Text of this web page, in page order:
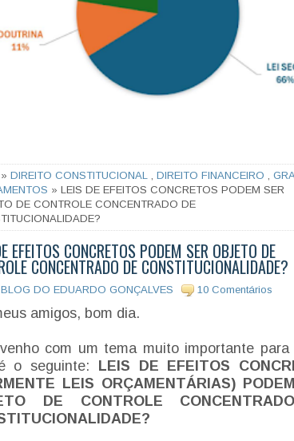
» DIREITO CONSTITUCIONAL , DIREITO FINANCEIRO ,
» LEIS DE EFEITOS CONCRETOS PODEM SER
DE CONTROLE CONCENTRADO DE
EFEITOS CONCRETOS PODEM SER OBJETO DE
CONCENTRADO DE CONSTITUCIONALIDADE?
BLOG DO EDUARDO GONÇALVES 10 Comentários
amigos, bom dia.
com um tema muito importante para
o seguinte:
LEIS DE EFEITOS
LEIS ORÇAMENTÁRIAS)
DE CONTROLE